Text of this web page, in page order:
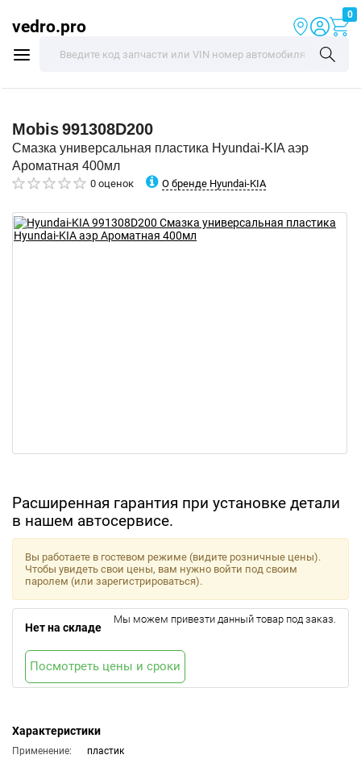
vedro.pro
0
Mobis991308D200
Смазка универсальная пластика Hyundai-KIA аэр
Ароматная 400мл
0 оценок О бренде Hyundai-KIA
Расширенная гарантия при установке детали
в нашем автосервисе.
Характеристики
Применение:
пластик
Вы работаете в гостевом режиме (видите розничные цены).
Чтобы увидеть свои цены, вам нужно войти под своим
паролем (или зарегистрироваться).
Нет на складе
Мы можем привезти данный товар под заказ.
Посмотреть цены и сроки